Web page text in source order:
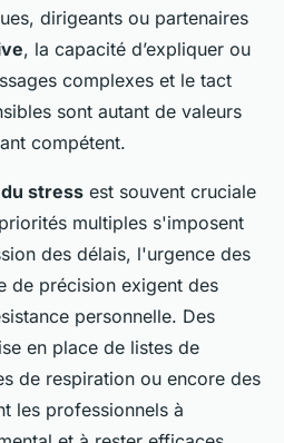
dirigeants ou partenaires
, la capacité d’expliquer ou
complexes et le tact
sont autant de valeurs
compétent.
stress est souvent cruciale
multiples s'imposent
des délais, l'urgence des
de précision exigent des
personnelle. Des
en place de listes de
de respiration ou encore des
les professionnels à